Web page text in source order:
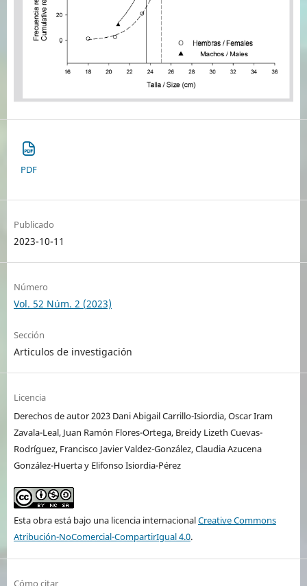
PDF
Publicado
2023-10-11
Número
Vol. 52 Núm. 2 (2023)
Sección
Articulos de investigación
Licencia
Derechos de autor 2023 Dani Abigail Carrillo-Isiordia, Oscar Iram
Zavala-Leal, Juan Ramón Flores-Ortega, Breidy Lizeth Cuevas-
Rodríguez, Francisco Javier Valdez-González, Claudia Azucena
González-Huerta y Elifonso Isiordia-Pérez
Esta obra está bajo una licencia internacionalCreative Commons
Atribución-NoComercial-CompartirIgual 4.0.
Cómo citar